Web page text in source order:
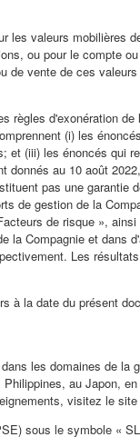
les valeurs mobilières
ou pour le compte
de vente de ces
règles d'exonération
(i) les
et (iii) les énoncés qui
donnés au 10 août
pas une garantie
de gestion de la
de risque »,
la Compagnie et dans
Les
à la date du présent
les domaines de la
Philippines, au Japon,
visitez le site
sous le symbole «